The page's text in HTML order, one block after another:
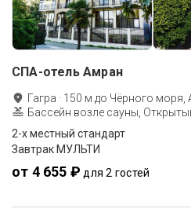
СПА-отель Амран
Гагра · 150 м до Чёрного моря,
Бассейн возле сауны,
2-x местный стандарт
Завтрак МУЛЬТИ
от 4 655 ₽ для 2 гостей